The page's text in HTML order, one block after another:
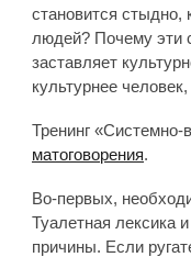
становится стыдно,
людей? Почему эти
заставляет
культурнее
Тренинг «Системно-
матоговорения.
Во-первых,
Туалетная лексика
причины. Если